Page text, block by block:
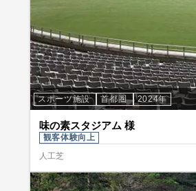
スポーツ施設 首都圏 2024年
味の素スタジアム 様
観客体験向上
人工芝